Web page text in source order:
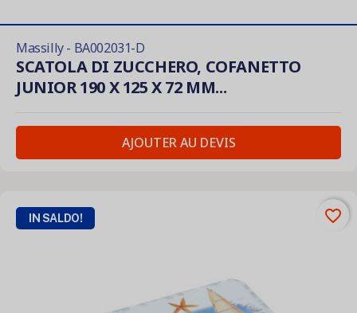
Massilly - BA002031-D
SCATOLA DI ZUCCHERO, COFANETTO
JUNIOR 190 X 125 X 72 MM...
AJOUTER AU DEVIS
IN SALDO! favorite_border